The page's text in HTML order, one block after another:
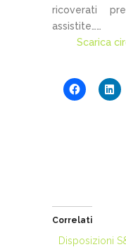
ricoverati
assistite……
Scarica
Correlati
Disposizioni